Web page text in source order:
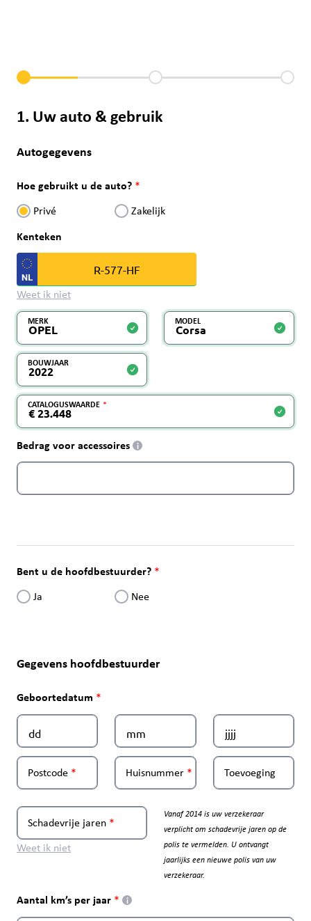
1. Uw auto & gebruik
Autogegevens
Hoe gebruikt u de auto?
Privé Zakelijk
Kenteken
Weet ik niet
MERK MODEL
BOUWJAAR
CATALOGUSWAARDE
Bedrag voor accessoires i
Bent u de hoofdbestuurder?
Ja Nee
Gegevens hoofdbestuurder
Geboortedatum
Postcode Huisnummer Toevoeging
Schadevrije jaren
Weet ik niet
Vanaf 2014 is uw verzekeraar
verplicht om schadevrije jaren op de
polis te vermelden. U ontvangt
jaarlijks een nieuwe polis van uw
verzekeraar.
Aantal km’s per jaar i